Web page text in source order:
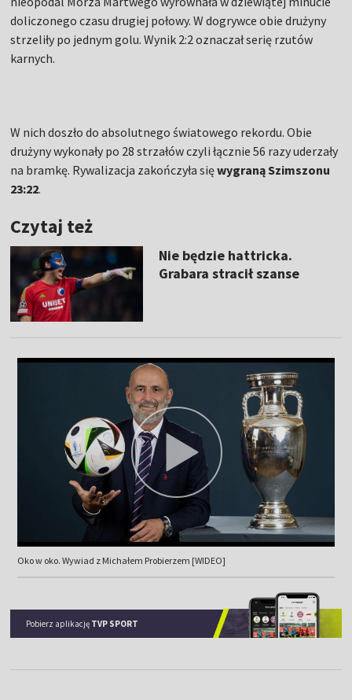
doliczonego czasu drugiej połowy. W dogrywce obie drużyny
strzeliły po jednym golu. Wynik 2:2 oznaczał serię rzutów
karnych.
W nich doszło do absolutnego światowego rekordu. Obie
drużyny wykonały po 28 strzałów czyli łącznie 56 razy uderzały
na bramkę. Rywalizacja zakończyła sięwygraną Szimszonu
23:22.
Czytaj też
Nie będzie hattricka.
Grabara stracił szanse
Oko w oko. Wywiad z Michałem Probierzem [WIDEO]
Pobierz aplikację TVP SPORT